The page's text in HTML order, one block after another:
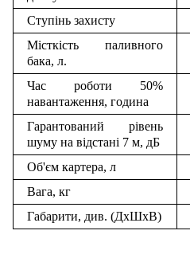
Ступінь захисту
Місткість паливного
бака, л.
Час роботи 50%
навантаження, година
Гарантований рівень
шуму на відстані 7 м, дБ
Об'єм картера, л
Вага, кг
Габарити, див. (ДxШxВ)